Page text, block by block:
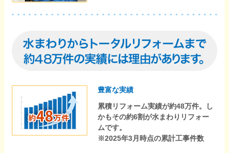
豊富な実績
累積リフォーム実績が約48万件。し
かもその約6割が水まわりリフォー
ムです。
※2025年3月時点の累計工事件数